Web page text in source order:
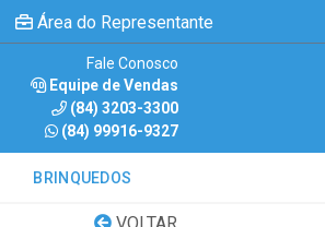
Área do Representante
Fale Conosco
Equipe de Vendas
(84) 3203-3300
(84) 99916-9327
BRINQUEDOS